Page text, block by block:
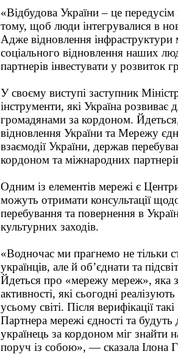
«Відбудова України – це
тому, щоб люди інтегрувалися в
Адже відновлення
соціального відновлення наших
партнерів інвестувати у розвиток
У своєму виступі заступник
інструменти, які Україна розвиває
громадянами за кордоном.
відновлення України та Мережу
взаємодії України, держав
кордоном та міжнародних
Одним із елементів мережі є
можуть отримати консультації
перебування та повернення в
культурних заходів.
«Водночас ми прагнемо не тільки
українців, але й об’єднати та
Йдеться про «мережу мереж», яка
активності, які сьогодні
усьому світі. Після верифікації
Партнера мережі єдності та
українець за кордоном міг знайти
поруч із собою», — сказала Ілона